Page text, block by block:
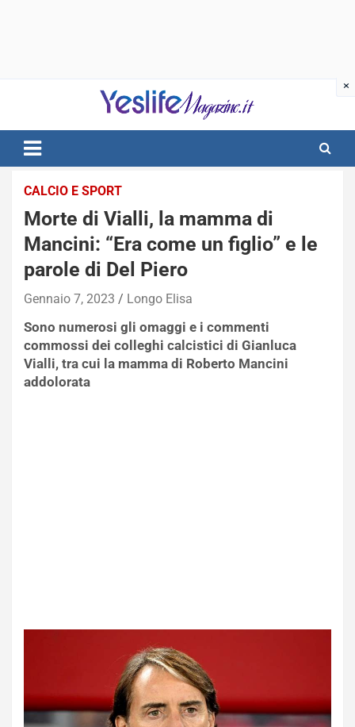
notizie di intrattenimento
CALCIO E SPORT
Morte di Vialli, la mamma di
Mancini: “Era come un figlio” e le
parole di Del Piero
Gennaio 7, 2023 Longo Elisa
Sono numerosi gli omaggi e i commenti
commossi dei colleghi calcistici di Gianluca
Vialli, tra cui la mamma di Roberto Mancini
addolorata